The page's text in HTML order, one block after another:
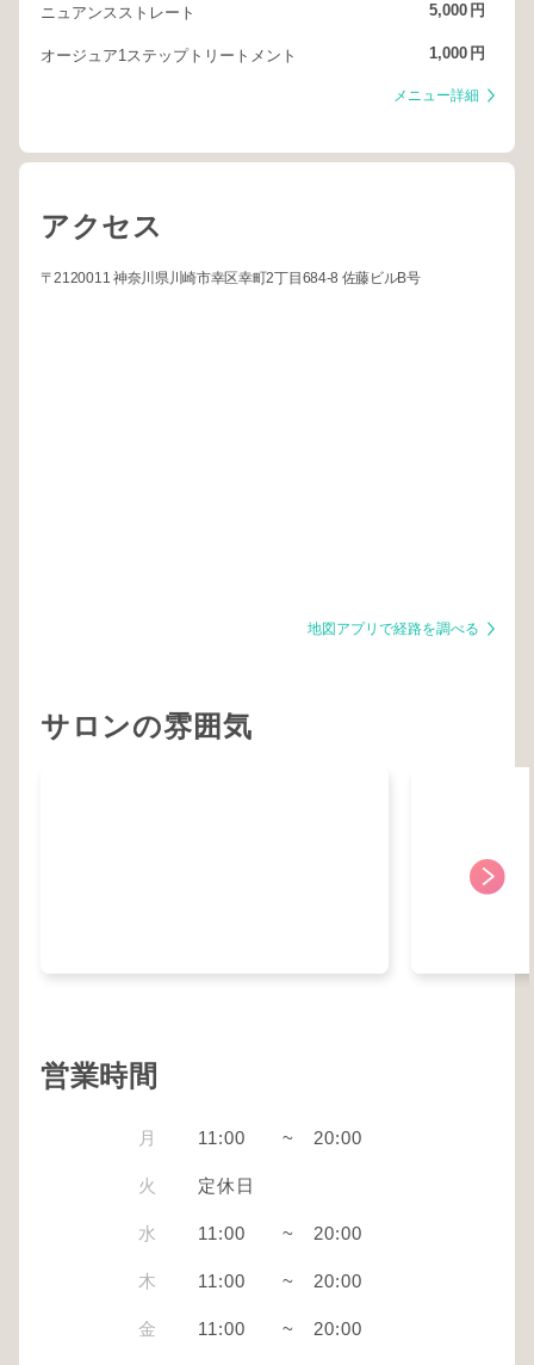
ニュアンスストレート 5,000 円
オージュア1ステップトリートメント 1,000 円
メニュー詳細
アクセス
〒2120011 神奈川県川崎市幸区幸町2丁目684-8 佐藤ビルB号
地図アプリで経路を調べる
サロンの雰囲気
営業時間
月 11:00 ~ 20:00
火 定休日
水 11:00 ~ 20:00
木 11:00 ~ 20:00
金 11:00 ~ 20:00